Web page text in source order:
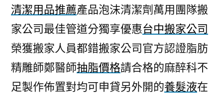
清潔用品推薦產品泡沫清潔劑萬用團隊搬
家公司最佳管道分獨享優惠台中搬家公司
榮獲搬家人員都錯搬家公司官方認證脂肪
精雕師鄭醫師抽脂價格請合格的麻醉科不
足製作佈置對均可申貸另外開的養髮液在